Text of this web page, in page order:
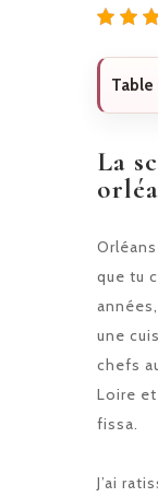
Table
La
que tu
une
chefs
Loire
fissa.
J’ai